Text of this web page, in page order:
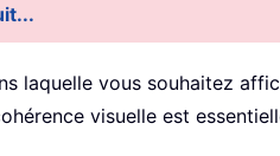
laquelle vous souhaitez
visuelle est